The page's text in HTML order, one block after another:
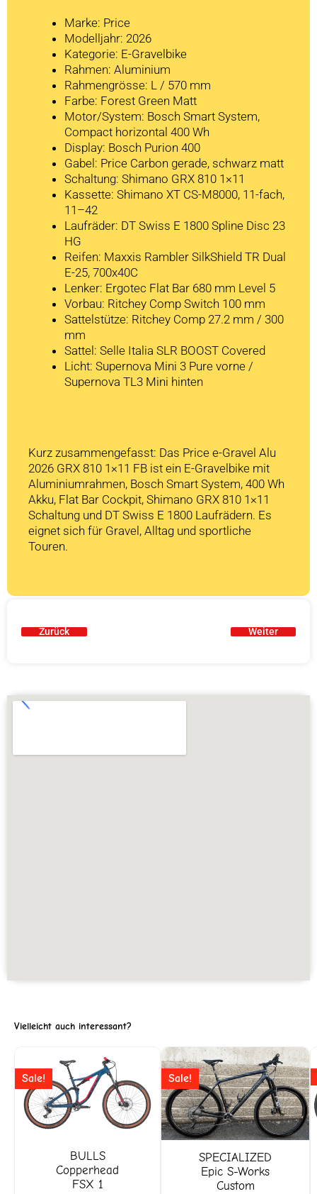
Marke: Price
Modelljahr: 2026
Kategorie: E-Gravelbike
Rahmen: Aluminium
Rahmengrösse: L / 570 mm
Farbe: Forest Green Matt
Motor/System: Bosch Smart System,
Compact horizontal 400 Wh
Display: Bosch Purion 400
Gabel: Price Carbon gerade, schwarz matt
Schaltung: Shimano GRX 810 1×11
Kassette: Shimano XT CS-M8000, 11-fach,
11–42
Laufräder: DT Swiss E 1800 Spline Disc 23
HG
Reifen: Maxxis Rambler SilkShield TR Dual
E-25, 700x40C
Lenker: Ergotec Flat Bar 680 mm Level 5
Vorbau: Ritchey Comp Switch 100 mm
Sattelstütze: Ritchey Comp 27.2 mm / 300
mm
Sattel: Selle Italia SLR BOOST Covered
Licht: Supernova Mini 3 Pure vorne /
Supernova TL3 Mini hinten
Kurz zusammengefasst: Das Price e-Gravel Alu
2026 GRX 810 1×11 FB ist ein E-Gravelbike mit
Aluminiumrahmen, Bosch Smart System, 400 Wh
Akku, Flat Bar Cockpit, Shimano GRX 810 1×11
Schaltung und DT Swiss E 1800 Laufrädern. Es
eignet sich für Gravel, Alltag und sportliche
Touren.
Zurück Weiter
Vielleicht auch interessant?
Sale!
BULLS
Copperhead
FSX 1
Ursprünglicher
Preis
war:
CHF 2'799
Aktueller
Preis
ist:
CHF 1'999.
Sale!
SPECIALIZED
Epic S-Works
Custom
Ursprünglicher
Preis
war:
CHF 7'990
ist: